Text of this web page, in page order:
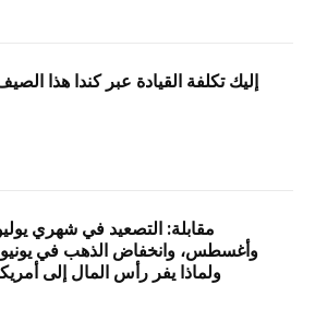
إليك تكلفة القيادة عبر كندا هذا
مقابلة: التصعيد في شهري
وأغسطس، وانخفاض الذهب في
ولماذا يفر رأس المال إلى